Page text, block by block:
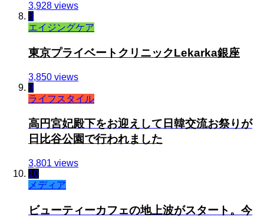
3,928 views
8
エイジングケア
東京プライベートクリニックLekarka銀座
3,850 views
9
ライフスタイル
高円宮妃殿下をお迎えして日韓交流お祭りが
日比谷公園で行われました
3,801 views
10
メディア
ビューティーカフェの地上波がスタート。今